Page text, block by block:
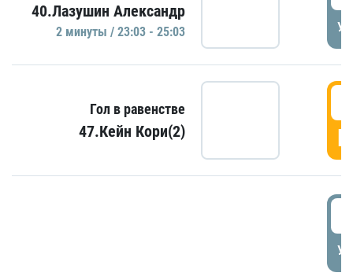
40.Лазушин Александр
2 минуты / 23:03 - 25:03
Гол в равенстве
47.Кейн Кори(2)